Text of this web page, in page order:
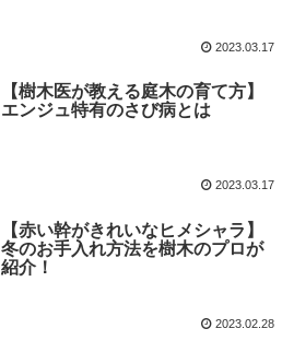
2023.03.17
【樹木医が教える庭木の育て方】
エンジュ特有のさび病とは
2023.03.17
【赤い幹がきれいなヒメシャラ】
冬のお手入れ方法を樹木のプロが
紹介！
2023.02.28